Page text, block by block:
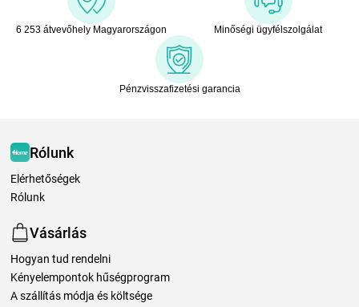
6 253 átvevőhely Magyarországon Minőségi ügyfélszolgálat
Pénzvisszafizetési garancia
Rólunk
Elérhetőségek
Rólunk
Vásárlás
Hogyan tud rendelni
Kényelempontok hűségprogram
A szállítás módja és költsége